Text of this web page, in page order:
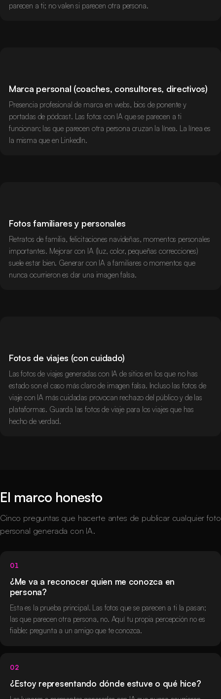
parecen a ti; no valen si parecen otra persona.
Marca personal (coaches, consultores, directivos)
Presencia profesional de marca en webs, bios de ponente y
portadas de pódcast. Las fotos con IA que se parecen a ti
funcionan; las que parecen otra persona cruzan la línea. La línea es
la misma que en LinkedIn.
Fotos familiares y personales
Retratos de familia, felicitaciones navideñas, momentos personales
importantes. Mejorar con IA (luz, color, pequeñas correcciones)
suele estar bien. Generar con IA a familiares o momentos que
nunca ocurrieron es dar una imagen falsa.
Fotos de viajes (con cuidado)
Las fotos de viajes generadas con IA de sitios en los que no has
estado son el caso más claro de imagen falsa. Incluso las fotos de
viaje con IA más cuidadas provocan rechazo del público y de las
plataformas. Guarda las fotos de viaje para los viajes que has
hecho de verdad.
El marco honesto
Cinco preguntas que hacerte antes de publicar cualquier foto
personal generada con IA.
01
¿Me va a reconocer quien me conozca en
persona?
Esta es la prueba principal. Las fotos que se parecen a ti la pasan;
las que parecen otra persona, no. Aquí tu propia percepción no es
fiable: pregunta a un amigo que te conozca.
02
¿Estoy representando dónde estuve o qué hice?